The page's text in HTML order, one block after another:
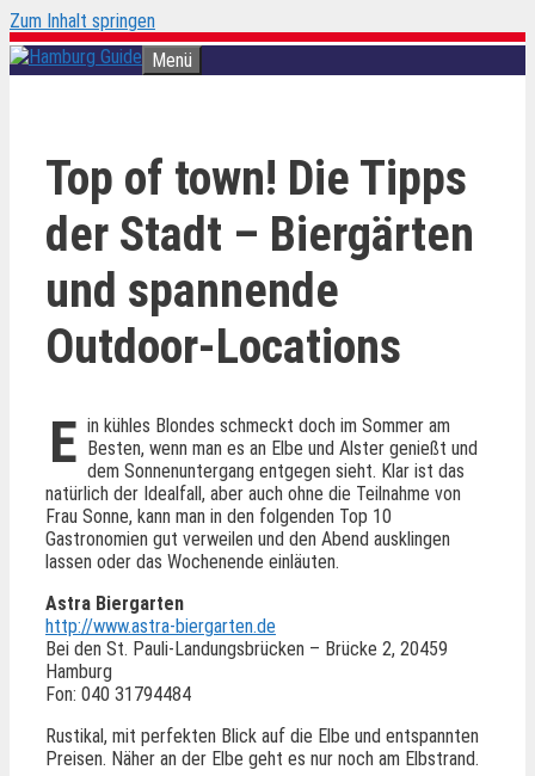
Zum Inhalt springen
Menü
Top of town! Die Tipps
der Stadt – Biergärten
und spannende
Outdoor-Locations
E in kühles Blondes schmeckt doch im Sommer am
Besten, wenn man es an Elbe und Alster genießt und
dem Sonnenuntergang entgegen sieht. Klar ist das
natürlich der Idealfall, aber auch ohne die Teilnahme von
Frau Sonne, kann man in den folgenden Top 10
Gastronomien gut verweilen und den Abend ausklingen
lassen oder das Wochenende einläuten.
Astra Biergarten
http://www.astra-biergarten.de
Bei den St. Pauli-Landungsbrücken – Brücke 2, 20459
Hamburg
Fon: 040 31794484
Rustikal, mit perfekten Blick auf die Elbe und entspannten
Preisen. Näher an der Elbe geht es nur noch am Elbstrand.